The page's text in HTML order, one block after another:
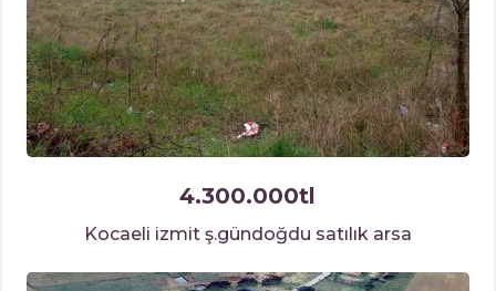
4.300.000tl
Kocaeli izmit ş.gündoğdu satılık arsa